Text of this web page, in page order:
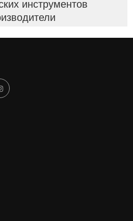
инструментов